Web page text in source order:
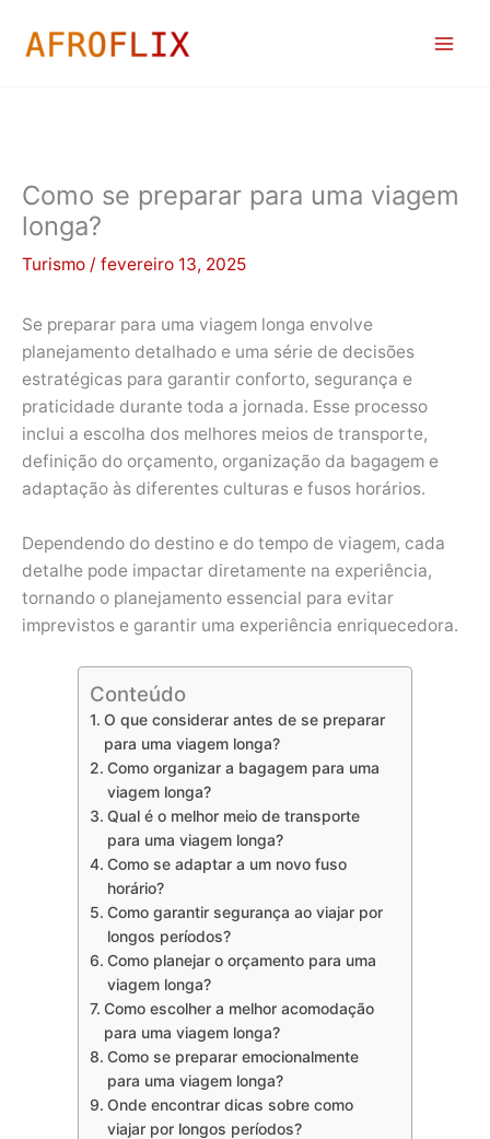
para
Como se preparar para uma viagem
longa?
Turismo / fevereiro 13, 2025
Se preparar para uma viagem longa envolve
planejamento detalhado e uma série de decisões
estratégicas para garantir conforto, segurança e
praticidade durante toda a jornada. Esse processo
inclui a escolha dos melhores meios de transporte,
definição do orçamento, organização da bagagem e
adaptação às diferentes culturas e fusos horários.
Dependendo do destino e do tempo de viagem, cada
detalhe pode impactar diretamente na experiência,
tornando o planejamento essencial para evitar
imprevistos e garantir uma experiência enriquecedora.
Conteúdo
O que considerar antes de se preparar
para uma viagem longa?
Como organizar a bagagem para uma
viagem longa?
Qual é o melhor meio de transporte
para uma viagem longa?
Como se adaptar a um novo fuso
horário?
Como garantir segurança ao viajar por
longos períodos?
Como planejar o orçamento para uma
viagem longa?
Como escolher a melhor acomodação
para uma viagem longa?
Como se preparar emocionalmente
para uma viagem longa?
Onde encontrar dicas sobre como
viajar por longos períodos?